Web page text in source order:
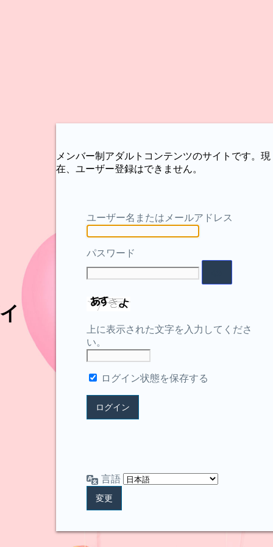
メンバー制アダルトコンテンツのサイトです。現
在、ユーザー登録はできません。
ユーザー名またはメールアドレス
パスワード
上に表示された文字を入力してくださ
い。
ログイン状態を保存する
言語